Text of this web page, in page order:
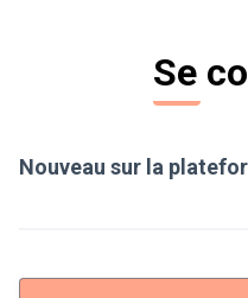
Se
Nouveau sur la